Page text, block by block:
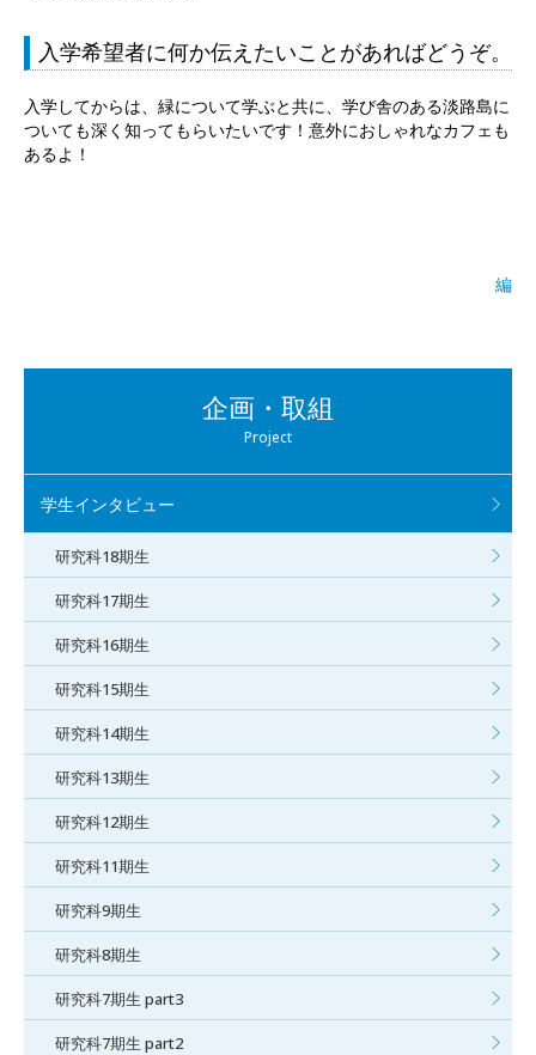
入学希望者に何か伝えたいことがあればどうぞ。
入学してからは、緑について学ぶと共に、学び舎のある淡路島に
ついても深く知ってもらいたいです！意外におしゃれなカフェも
あるよ！
編
企画・取組
Project
学生インタビュー
研究科18期生
研究科17期生
研究科16期生
研究科15期生
研究科14期生
研究科13期生
研究科12期生
研究科11期生
研究科9期生
研究科8期生
研究科7期生 part3
研究科7期生 part2